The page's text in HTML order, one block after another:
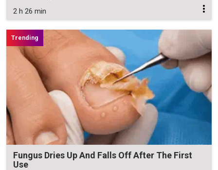
2 h 26 min
Fungus Dries Up And Falls Off After The First
Use